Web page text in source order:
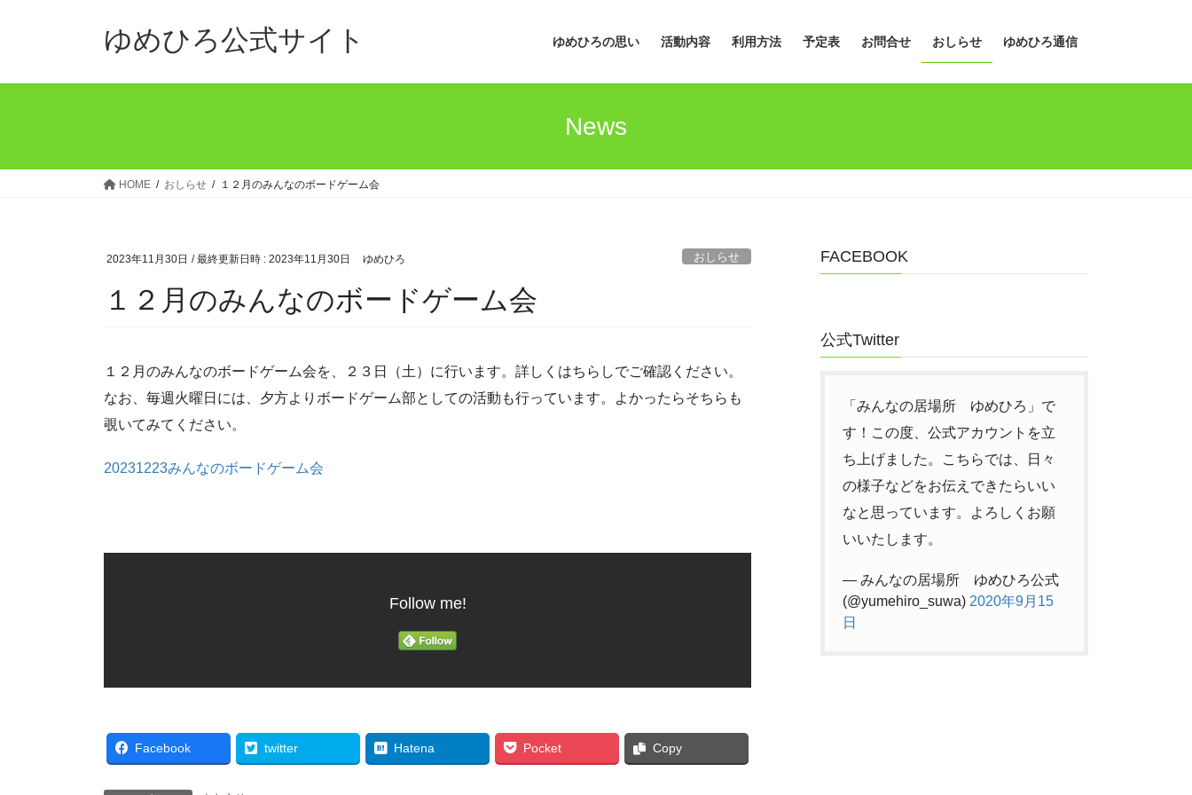
ゆめひろ公式サイト ゆめひろの思い 活動内容 利用方法 予定表 お問合せ おしらせ ゆめひろ通信
News
HOME おしらせ １２月のみんなのボードゲーム会
2023年11月30日 / 最終更新日時 : 2023年11月30日 ゆめひろ おしらせ
１２月のみんなのボードゲーム会
１２月のみんなのボードゲーム会を、２３日（土）に行います。詳しくはちらしでご確認ください。
なお、毎週火曜日には、夕方よりボードゲーム部としての活動も行っています。よかったらそちらも
覗いてみてください。
20231223みんなのボードゲーム会
Follow me!
Facebook twitter Hatena Pocket Copy
FACEBOOK
公式Twitter
「みんなの居場所 ゆめひろ」で
す！この度、公式アカウントを立
ち上げました。こちらでは、日々
の様子などをお伝えできたらいい
なと思っています。よろしくお願
いいたします。
— みんなの居場所 ゆめひろ公式
(@yumehiro_suwa) 2020年9月15
日